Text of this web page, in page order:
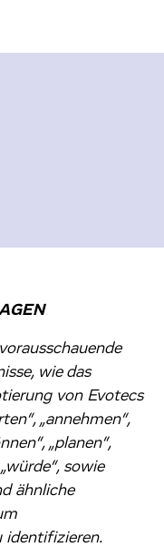
wie das
von Evotecs
„annehmen“,
„planen“,
sowie
ähnliche
identifizieren.